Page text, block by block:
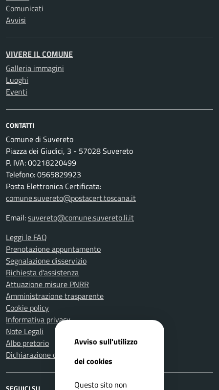
Comunicati
Avvisi
VIVERE IL COMUNE
Galleria immagini
Luoghi
Eventi
CONTATTI
Comune di Suvereto
Piazza dei Giudici, 3 - 57028 Suvereto
P. IVA: 00218220499
Telefono: 0565829923
Posta Elettronica Certificata:
comune.suvereto@postacert.toscana.it
Email:suvereto@comune.suvereto.li.it
Leggi le FAQ
Prenotazione appuntamento
Segnalazione disservizio
Richiesta d'assistenza
Attuazione misure PNRR
Amministrazione trasparente
Cookie policy
Informativa privacy
Note Legali
Albo pretorio
Dichiarazione di accessibilità
Avviso sull'utilizzo
dei cookies
Questo sito non